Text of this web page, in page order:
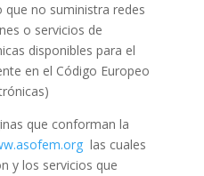
que no suministra redes
o servicios de
disponibles para el
en el Código Europeo
que conforman la
las cuales
y los servicios que